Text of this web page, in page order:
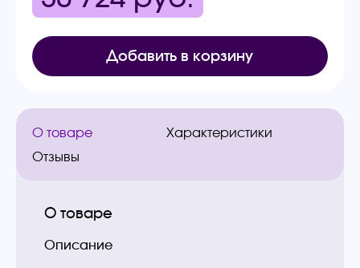
Добавить в корзину
О товаре
Характеристики
Отзывы
О товаре
Описание